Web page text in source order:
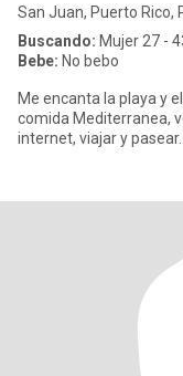
San Juan, Puerto Rico,
Buscando: Mujer 27 -
Bebe: No bebo
Me encanta la playa y
comida Mediterranea,
internet, viajar y pasear.